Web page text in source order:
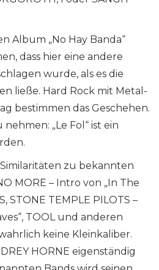
Album „No Hay Banda“
dass hier eine andere
wurde, als es die
ließe. Hard Rock mit Metal-
bestimmen das Geschehen.
„Le Fol“ ist ein
zu bekannten
MORE – Intro von „In The
STONE TEMPLE PILOTS –
TOOL und anderen
keine Kleinkaliber.
HORNE eigenständig